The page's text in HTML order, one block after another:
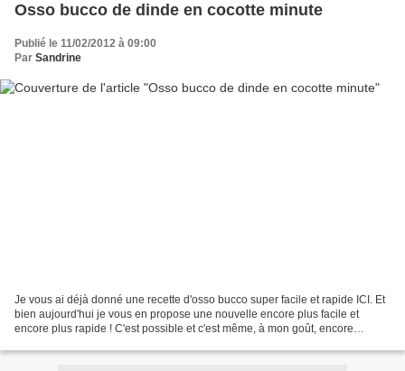
Osso bucco de dinde en cocotte minute
Publié le 11/02/2012 à 09:00
Par Sandrine
Je vous ai déjà donné une recette d'osso bucco super facile et rapide ICI. Et
bien aujourd'hui je vous en propose une nouvelle encore plus facile et
encore plus rapide ! C'est possible et c'est même, à mon goût, encore